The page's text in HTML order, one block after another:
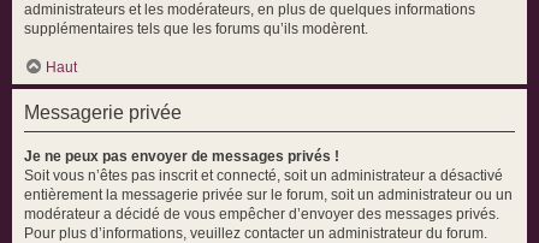
administrateurs et les modérateurs, en plus de quelques informations
supplémentaires tels que les forums qu’ils modèrent.
Haut
Messagerie privée
Je ne peux pas envoyer de messages privés !
Soit vous n’êtes pas inscrit et connecté, soit un administrateur a désactivé
entièrement la messagerie privée sur le forum, soit un administrateur ou un
modérateur a décidé de vous empêcher d’envoyer des messages privés.
Pour plus d’informations, veuillez contacter un administrateur du forum.